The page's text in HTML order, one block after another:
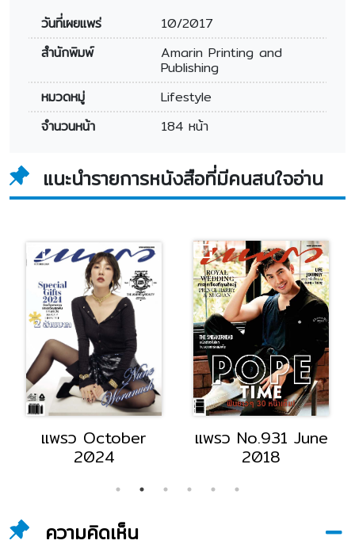
วันที่เผยแพร่
10/2017
สำนักพิมพ์
Amarin Printing and
Publishing
หมวดหมู่
Lifestyle
จำนวนหน้า
184 หน้า
แนะนำรายการหนังสือที่มีคนสนใจอ่าน
แพรว October
2024
แพรว No.931 June
2018
ความคิดเห็น